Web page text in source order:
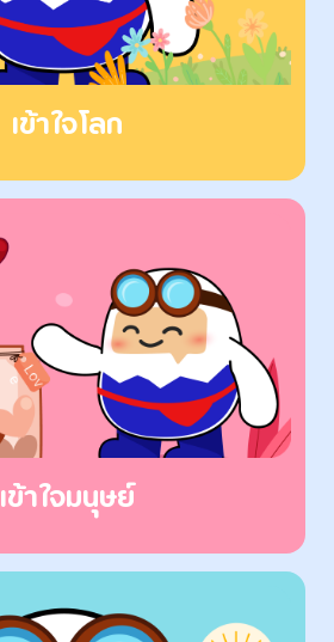
เข้าใจโลก
เข้าใจมนุษย์